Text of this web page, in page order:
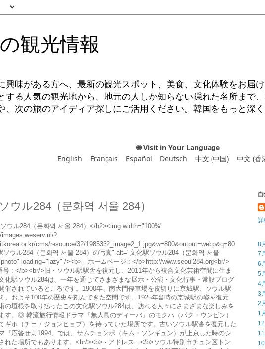
観光情報
興味がある方へ、最新の観光スポット、美食、文化体験をお届
する人気の観光地から、地元の人しか知らない隠れた名所まで
、次の旅のアイディア探しにご活用ください。韓国をもっと深
🌐 Visit in Your Language
English
Français Español Deutsch 中文 (中国) 中文 (香
ウル284（문화역 서울 284）
역 서울 284） photo 2" loading="lazy" /><br/><img width="100%" src="https://images.weserv.nl/?url=tong.visitkorea.or.kr/cms/resource/11/1356611_image2_1.jpg&w=800&output=webp&q=80" alt="文化駅ソウル284（문화역 서울 284）の写真" alt="文化駅ソウル284（문화역 서울 284） photo 3" loading="lazy" /><br/><img width="100%" src="https://images.weserv.nl/?url=tong.visitkorea.or.kr/cms/resource/13/1356613_image2_1.jpg&w=800&output=webp&q=80" alt="文化駅ソウル284（문화역 서울 284）の写真" alt="文化駅ソウル284（문화역 서울 284） photo 4" loading="lazy" /><br/><img width="100%" src="https://images.weserv.nl/?url=tong.visitkorea.or.kr/cms/resource/41/1985341_image2_1.jpg&w=800&output=webp&q=80" alt="文化駅ソウル284（문화역 서울 284）の写真" alt="文化駅ソウル284（문화역 서울 284） photo 5" loading="lazy" /><br/><img width="100%" src="https://images.weserv.nl/?url=tong.visitkorea.or.kr/cms/resource/43/1985343_image2_1.jpg&w=800&output=webp&q=80" alt="文化駅ソウル284（문화역 서울 284）の写真" alt="文化駅ソウル284（문화역 서울 284） photo 6" loading="lazy" /><br/><img width="100%" src="https://images.weserv.nl/?url=tong.visitkorea.or.kr/cms/resource/44/1985344_image2_1.jpg&w=800&output=webp&q=80" alt="文化駅ソウル284（문화역 서울 284）の写真" alt="文化駅ソウル284（문화역 서울 284） photo 7" loading="lazy" /><br/><img width="100%" src="https://images.weserv.nl/?url=tong.visitkorea.or.kr/cms/resource/45/1985345_image2_1.jpg&w=800&output=webp&q=80" alt="文化駅ソウル284（문화역 서울 284）の写真" alt="文化駅ソウル284（문화역 서울 284） photo 8" loading="lazy" /><br/><img width="100%" src="https://images.weserv.nl/?url=tong.visitkorea.or.kr/cms/resource/89/3413089_image2_1.png&w=800&output=webp&q=80" alt="文化駅ソウル284（문화역 서울 284）の写真" alt="文化駅ソウル284（문화역 서울 284） photo 9" loading="lazy" /><br/><img width="100%" src="https://images.weserv.nl/?url=tong.visitkorea.or.kr/cms/resource/99/1356599_image2_1.jpg&w=800&output=webp&q=80" alt="文化駅ソウル284（문화역 서울 284）の写真" alt="文化駅ソウル284（문화역 서울 284） photo 10" loading="lazy" /><br/><img width="100%" src="https://images.weserv.nl/?url=tong.visitkorea.or.kr/cms/resource/00/1356600_image2_1.jpg&w=800&output=webp&q=80" alt="文化駅ソウル284（문화역 서울 284）の写真" alt="文化駅ソウル284（문화역 서울 284） photo 11" loading="lazy" /><br/><img width="100%" src="https://images.weserv.nl/?url=tong.visitkorea.or.kr/cms/resource/02/1356602_image2_1.jpg&w=800&output=webp&q=80" alt="文化駅ソウル284（문화역 서울 284）の写真" alt="文化駅ソウル284（문화역 서울 284） photo 12" loading="lazy" /><br/><img width="100%" src="https://images.weserv.nl/?url=tong.visitkorea.or.kr/cms/resource/04/1356604_image2_1.jpg&w=800&output=webp&q=80" alt="文化駅ソウル284（문화역 서울 284）の写真" alt="文化駅ソウル284（문화역 서울 284） photo 13" loading="lazy" /><br/><img width="100%" src="https://images.weserv.nl/?url=tong.visitkorea.or.kr/cms/resource/06/1356606_image2_1.jpg&w=800&output=webp&q=80" alt="文化駅ソウル284（문화역 서울 284）の写真" alt="文化駅ソウル284（문화역 서울 284） photo 14" loading="lazy" /><br/><img width="100%" src="https://images.weserv.nl/?url=tong.visitkorea.or.kr/cms/resource/07/1356607_image2_1.jpg&w=800&output=webp&q=80" alt="文化駅ソウル284（문화역 서울 284）の写真" alt="文化駅ソウル284（문화역 서울 284） photo 15" loading="lazy" /><br/><img width="100%" src="https://images.weserv.nl/?url=tong.visitkorea.or.kr/cms/resource/09/1356609_image2_1.jpg&w=800&output=webp&q=80" alt="文化駅ソウル284（문화역 서울 284）の写真" alt="文化駅ソウル284（문화역 서울 284） photo 16" loading="lazy" /><br/><img width="100%" src="https://images.weserv.nl/?url=tong.visitkorea.or.kr/cms/resource/10/1356610_image2_1.jpg&w=800&output=webp&q=80" alt="文化駅ソウル284（문화역 서울 284）の写真" alt="文化駅ソウル284（문화역 서울 284） photo 17" loading="lazy" /><br/><img width="100%" src="https://images.weserv.nl/?url=tong.visitkorea.or.kr/cms/resource/14/1356614_image2_1.jpg&w=800&output=webp&q=80" alt="文化駅ソウル284（문화역 서울 284）の写真" alt="文化駅ソウル284（문화역 서울 284） photo 18" loading="lazy" /><br/><img width="100%" src="https://images.weserv.nl/?url=tong.visitkorea.or.kr/cms/resource/15/1356615_image2_1.jpg&w=800&output=webp&q=80" alt="文化駅ソウル284（문화역 서울 284）の写真" alt="文化駅ソウル284（문화역 서울 284） photo 19" loading="lazy" /><br/><img width="100%" src="https://images.weserv.nl/?url=tong.visitkorea.or.kr/cms/resource/16/1356616_image2_1.jpg&w=800&output=webp&q=80" alt="文化駅ソウル284（문화역 서울 284）の写真" alt="文化駅ソウル284（문화역 서울 284） photo 20" loading="lazy" /><br/><img width="100%" src="https://images.weserv.nl/?url=tong.visitkorea.or.kr/cms/resource/33/1985333_image2_1.jpg&w=800&output=webp&q=80" alt="文化駅ソウル284（문화역 서울 284）の写真" alt="文化駅ソウル284（문화역 서울 284） photo 21" loading="lazy" /><br/><img width="100%" src="https://images.weserv.nl/?url=tong.visitkorea.or.kr/cms/resource/35/1985335_image2_1.jpg&w=800&output=webp&q=80" alt="文化駅ソウル284（문화역 서울 284）の写真" alt="文化駅ソウル284（문화역 서울 284） photo 22" loading="lazy" /><br/><img width="100%" src="https://images.weserv.nl/?url=tong.visitkorea.or.kr/cms/resource/36/1985336_image2_1.jpg&w=800&output=webp&q=80" alt="文化駅ソウル284（문화역 서울 284）の写真" alt="文化駅ソウル284（문화역 서울 284） photo 23" loading="lazy" /><br/><img width="100%" src="https://images.weserv.nl/?url=tong.visitkorea.or.kr/cms/resource/37/1985337_image2_1.jpg&w=800&output=webp&q=80" alt="文化駅ソウル284（문화역 서울 284）の写真" alt="文化駅ソウル284（문화역 서울 284） photo 24" loading="lazy" /><br/><img width="100%" src="https://images.weserv.nl/?url=tong.visitkorea.or.kr/cms/resource/39/1985339_image2_1.jpg&w=800&output=webp&q=80" alt="文化駅ソウル284（문화역 서울 284）の写真" alt="文化駅ソウル284（문화역 서울 284） photo 25" loading="lazy" /><br/><img width="100%" src="https://images.weserv.nl/?url=tong.visitkorea.or.kr/cms/resource/40/1985340_image2_1.jpg&w=800&output=webp&q=80" alt="文化駅ソウル284（문화역 서울 284）の写真" alt="文化駅ソウル284（문화역 서울 284） photo 26" loading="lazy" /><br/><img width="100%" src="https://images.weserv.nl/?url=tong.visitkorea.or.kr/cms/resource/46/1985346_image2_1.jpg&w=800&output=webp&q=80" alt="文化駅ソウル284（문화역 서울 284）の写真" alt="文化駅ソウル284（문화역 서울 284） photo 27" loading="lazy" /><br/><img width="100%" src="https://images.weserv.nl/?url=tong.visitkorea.or.kr/cms/resource/47/1985347_image2_1.jpg&w=800&output=webp&q=80" alt="文化駅ソウル284（문화역 서울 284）の写真" alt="文化駅ソウル284（문화역 서울 284） photo 28" loading="lazy" /><br/><img width="100%" src="https://images.weserv.nl/?url=tong.visitkorea.or.kr/cms/resource/96/2571896_image2_1.bmp&w=800&output=webp&q=80" alt="文化駅ソウル284（문화역 서울 284）の写真" alt="文化駅ソウル284（문화역 서울 284） photo 29" loading="lazy" /><br/><img width="100%" src="https://images.weserv.nl/?url=tong.visitkorea.or.kr/cms/resource/98/2571898_image2_1.bmp&w=800&output=webp&q=80" alt="文化駅ソウル284（문화역 서울 284）の写真" alt="文化駅ソウル284（문화역 서울 284） photo 30" loading="lazy" /><br/><img width="100%" src="https://images.weserv.nl/?url=tong.visitkorea.or.kr/cms/resource/00/2571900_image2_1.bmp&w=800&output=webp&q=80" alt="文化駅ソウル284（문화역 서울 284）の写真" alt="文化駅ソウル284（문화역 서울 284） photo 31" loading="lazy" /><br/><img width="100%" src="https://images.weserv.nl/?url=tong.visitkorea.or.kr/cms/resource/97/2609197_image2_1.bmp&w=800&output=webp&q=80" alt="文化駅ソウル284（문화역 서울 284）の写真" alt="文化駅ソウル284（문화역 서울 284） photo 32" loading="lazy" /><br/><img width="100%" src="https://images.weserv.nl/?url=tong.visitkorea.or.kr/cms/resource/03/2609203_image2_1.bmp&w=800&output=webp&q=80" alt="文化駅ソウル284（문화역 서울 284）の写真" alt="文化駅ソウル284（문화역 서울 284） photo 33" loading="lazy" /><br/><img width="100%" src="https://images.weserv.nl/?url=tong.visitkorea.or.kr/cms/resource/09/2609209_image2_1.bmp&w=800&output=webp&q=80" alt="文化駅ソウル284（문화역 서울 284）の写真" alt="文化駅ソウル284（문화역 서울 284） photo 34" loading="lazy" /><br/><img width="100%" src="https://images.weserv.nl/?url=tong.visitkorea.or.kr/cms/resource/90/3413090_image2_1.png&w=800&output=webp&q=80" alt="文化駅ソウル284（문화역 서울 284）の写真" alt="文化駅ソウル284（문화역 서울 284） photo 35" loading="lazy" /><br/><img width="100%" src="https://images.weserv.nl/?url=tong.visitkorea.or.kr/cms/resource/91/3413091_image2_1.png&w=800&output=webp&q=80" alt="文化駅ソウル284（문화역 서울 284）の写真" alt="文化駅ソウル284（문화역 서울 284） photo 36" loading="lazy" /><br/><img width="100%" src="https://images.weserv.nl/?url=tong.visitkorea.or.kr/cms/resource/92/3413092_image2_1.png&w=800&output=webp&q=80" alt="文化駅ソウル284（문화역 서울 284）の写真" alt="文化駅ソウル284（문화역 서울 284） photo 37" loading="lazy" /><br/><img width="100%" src="https://images.weserv.nl/?url=tong.visitkorea.or.kr/cms/resource/93/3413093_image2_1.png&w=800&output=webp&q=80" alt="文化駅ソウル284（문화역 서울 284）の写真" alt="文化駅ソウル284（문화역 서울 284） photo 38" loading="lazy" /><br/><br/><br/><br/><br/><br/><br/><h3> ◎ 周辺観光情報 </h3><h4> ⊙ [事後免税店] ロッテアウトレット・ソウル駅店（롯데아울렛 서울역점）</h4><img width="100%" src="https://images.weserv.nl/?url=tong.visitkorea.or.kr/cms/resource/80/3003480_image2_1.jpg&w=800&output=webp&q=80" alt="文化駅ソウル284（문화역 서울 284）の写真" alt="Nearby [事後免税店] ロッテアウトレット・ソウル駅店（롯데아울
自
詳
8
7
6
5
4
3
2
1